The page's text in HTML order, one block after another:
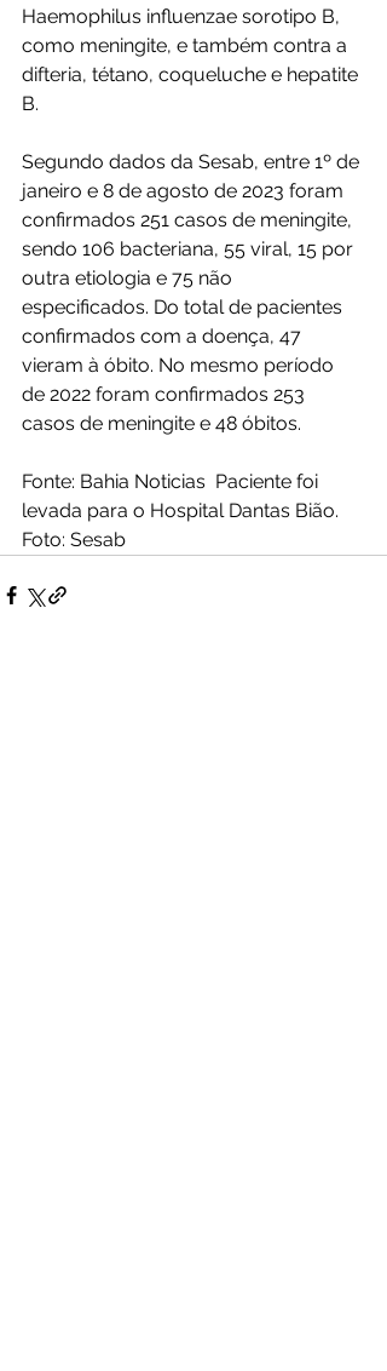
Haemophilus influenzae sorotipo B,
como meningite, e também contra a
difteria, tétano, coqueluche e hepatite
B.
Segundo dados da Sesab, entre 1º de
janeiro e 8 de agosto de 2023 foram
confirmados 251 casos de meningite,
sendo 106 bacteriana, 55 viral, 15 por
outra etiologia e 75 não
especificados. Do total de pacientes
confirmados com a doença, 47
vieram à óbito. No mesmo período
de 2022 foram confirmados 253
casos de meningite e 48 óbitos.
Fonte: Bahia Noticias  Paciente foi
levada para o Hospital Dantas Bião.
Foto: Sesab